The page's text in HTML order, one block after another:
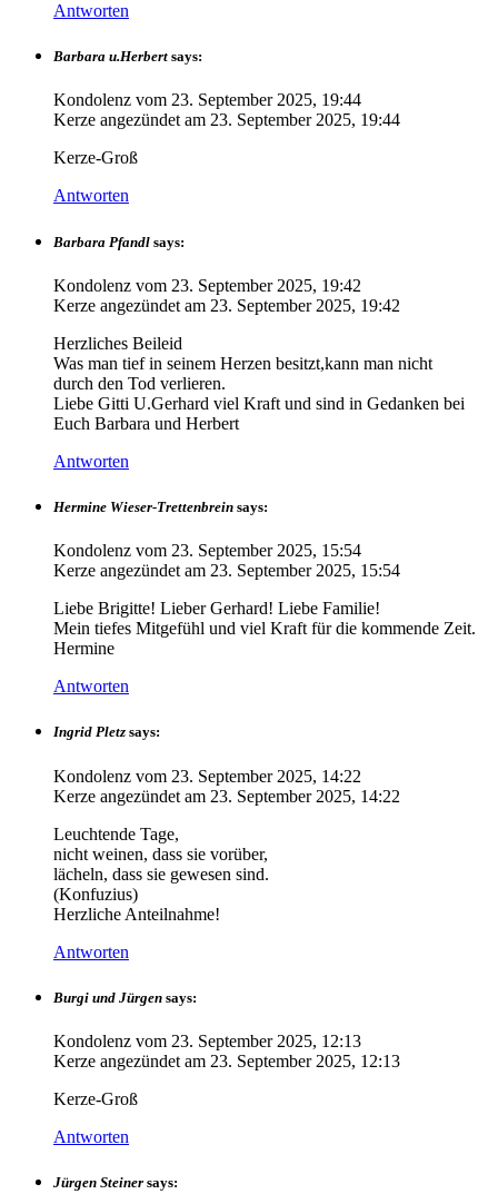
Antworten
Barbara u.Herbert says:
Kondolenz vom 23. September 2025, 19:44
Kerze angezündet am 23. September 2025, 19:44
Kerze-Groß
Antworten
Barbara Pfandl says:
Kondolenz vom 23. September 2025, 19:42
Kerze angezündet am 23. September 2025, 19:42
Herzliches Beileid
Was man tief in seinem Herzen besitzt,kann man nicht
durch den Tod verlieren.
Liebe Gitti U.Gerhard viel Kraft und sind in Gedanken bei
Euch Barbara und Herbert
Antworten
Hermine Wieser-Trettenbrein says:
Kondolenz vom 23. September 2025, 15:54
Kerze angezündet am 23. September 2025, 15:54
Liebe Brigitte! Lieber Gerhard! Liebe Familie!
Mein tiefes Mitgefühl und viel Kraft für die kommende Zeit.
Hermine
Antworten
Ingrid Pletz says:
Kondolenz vom 23. September 2025, 14:22
Kerze angezündet am 23. September 2025, 14:22
Leuchtende Tage,
nicht weinen, dass sie vorüber,
lächeln, dass sie gewesen sind.
(Konfuzius)
Herzliche Anteilnahme!
Antworten
Burgi und Jürgen says:
Kondolenz vom 23. September 2025, 12:13
Kerze angezündet am 23. September 2025, 12:13
Kerze-Groß
Antworten
Jürgen Steiner says: